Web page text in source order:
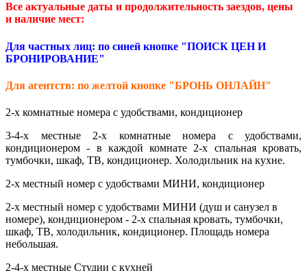
Все актуальные даты и продолжительность заездов, цены
и наличие мест:
Для частных лиц: по синей кнопке "ПОИСК ЦЕН И
БРОНИРОВАНИЕ"
Для агентств: по желтой кнопке "БРОНЬ ОНЛАЙН"
2-х комнатные номера с удобствами, кондиционер
3-4-х местные 2-х комнатные номера с удобствами,
кондиционером - в каждой комнате 2-х спальная кровать,
тумбочки, шкаф, ТВ, кондиционер. Холодильник на кухне.
2-х местный номер с удобствами МИНИ, кондиционер
2-х местный номер с удобствами МИНИ (душ и санузел в
номере), кондиционером - 2-х спальная кровать, тумбочки,
шкаф, ТВ, холодильник, кондиционер. Площадь номера
небольшая.
2-4-х местные Студии с кухней